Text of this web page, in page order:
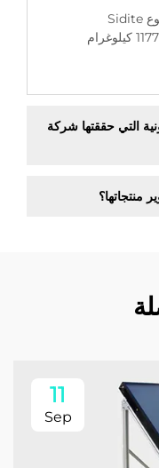
يقلل سخان مياه شمسي واحد من نوع Sidite
انبعاثات ثاني أكسيد الكربون بمقدار 1177 كيلوغرام
التي حققتها شركة
منتجاتها؟
11
Sep